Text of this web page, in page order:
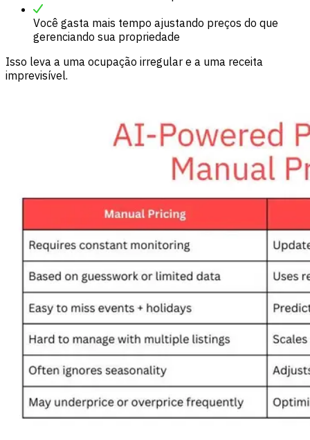
Você gasta mais tempo ajustando preços do que
gerenciando sua propriedade
Isso leva a uma ocupação irregular e a uma receita
imprevisível.